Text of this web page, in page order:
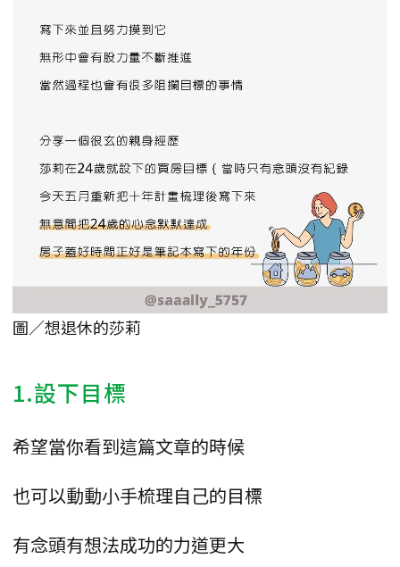
圖／想退休的莎莉
1.設下目標
希望當你看到這篇文章的時候
也可以動動小手梳理自己的目標
有念頭有想法成功的力道更大